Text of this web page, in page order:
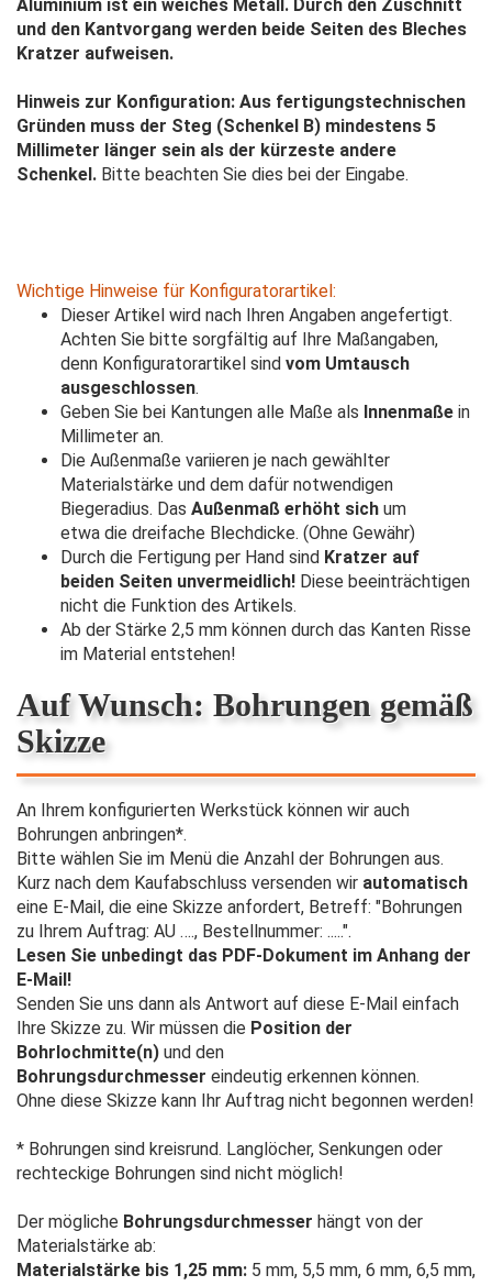
Aluminium ist ein weiches Metall. Durch den Zuschnitt
und den Kantvorgang werden beide Seiten des Bleches
Kratzer aufweisen.
Hinweis zur Konfiguration: Aus fertigungstechnischen
Gründen muss der Steg (Schenkel B) mindestens 5
Millimeter länger sein als der kürzeste andere
Schenkel. Bitte beachten Sie dies bei der Eingabe.
Wichtige Hinweise für Konfiguratorartikel:
Dieser Artikel wird nach Ihren Angaben angefertigt.
Achten Sie bitte sorgfältig auf Ihre Maßangaben,
denn Konfiguratorartikel sind vom Umtausch
ausgeschlossen.
Geben Sie bei Kantungen alle Maße als Innenmaße in
Millimeter an.
Die Außenmaße variieren je nach gewählter
Materialstärke und dem dafür notwendigen
Biegeradius. Das Außenmaß erhöht sich um
etwa die dreifache Blechdicke. (Ohne Gewähr)
Durch die Fertigung per Hand sind Kratzer auf
beiden Seiten unvermeidlich! Diese beeinträchtigen
nicht die Funktion des Artikels.
Ab der Stärke 2,5 mm können durch das Kanten Risse
im Material entstehen!
Auf Wunsch: Bohrungen gemäß
Skizze
An Ihrem konfigurierten Werkstück können wir auch
Bohrungen anbringen*.
Bitte wählen Sie im Menü die Anzahl der Bohrungen aus.
Kurz nach dem Kaufabschluss versenden wir automatisch
eine E-Mail, die eine Skizze anfordert, Betreff: "Bohrungen
zu Ihrem Auftrag: AU …., Bestellnummer: .....".
Lesen Sie unbedingt das PDF-Dokument im Anhang der
E-Mail!
Senden Sie uns dann als Antwort auf diese E-Mail einfach
Ihre Skizze zu. Wir müssen die Position der
Bohrlochmitte(n) und den
Bohrungsdurchmesser eindeutig erkennen können.
Ohne diese Skizze kann Ihr Auftrag nicht begonnen werden!
* Bohrungen sind kreisrund. Langlöcher, Senkungen oder
rechteckige Bohrungen sind nicht möglich!
Der mögliche Bohrungsdurchmesser hängt von der
Materialstärke ab:
Materialstärke bis 1,25 mm: 5 mm, 5,5 mm, 6 mm, 6,5 mm,